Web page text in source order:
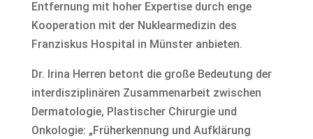
Entfernung mit hoher Expertise durch enge
Kooperation mit der Nuklearmedizin des
Franziskus Hospital in Münster anbieten.
Dr. Irina Herren betont die große Bedeutung der
interdisziplinären Zusammenarbeit zwischen
Dermatologie, Plastischer Chirurgie und
Onkologie: „Früherkennung und Aufklärung